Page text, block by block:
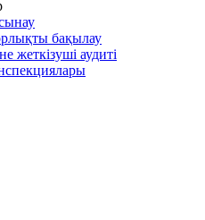
бақылау
жеткізуші аудиті